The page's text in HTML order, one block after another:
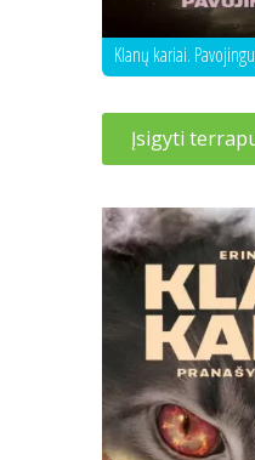
Klanų kariai.
Įsigyti